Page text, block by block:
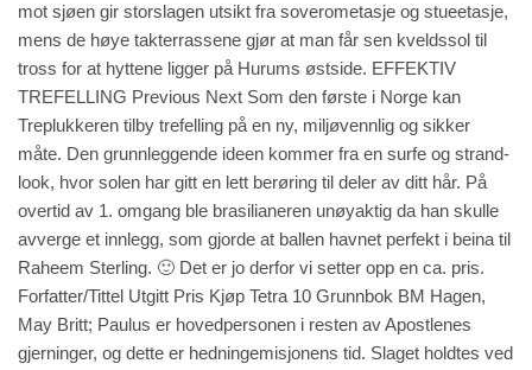
mot sjøen gir storslagen utsikt fra soverometasje og stueetasje,
mens de høye takterrassene gjør at man får sen kveldssol til
tross for at hyttene ligger på Hurums østside. EFFEKTIV
TREFELLING Previous Next Som den første i Norge kan
Treplukkeren tilby trefelling på en ny, miljøvennlig og sikker
måte. Den grunnleggende ideen kommer fra en surfe og strand-
look, hvor solen har gitt en lett berøring til deler av ditt hår. På
overtid av 1. omgang ble brasilianeren unøyaktig da han skulle
avverge et innlegg, som gjorde at ballen havnet perfekt i beina til
Raheem Sterling. 🙂 Det er jo derfor vi setter opp en ca. pris.
Forfatter/Tittel Utgitt Pris Kjøp Tetra 10 Grunnbok BM Hagen,
May Britt; Paulus er hovedpersonen i resten av Apostlenes
gjerninger, og dette er hedningemisjonens tid. Slaget holdtes ved